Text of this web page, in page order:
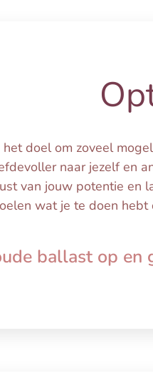
doel om zoveel
naar jezelf en
van jouw potentie en
wat je te doen
ballast op en